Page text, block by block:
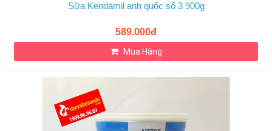
Sữa Kendamil anh quốc số 3 900g
589.000đ
Mua Hàng